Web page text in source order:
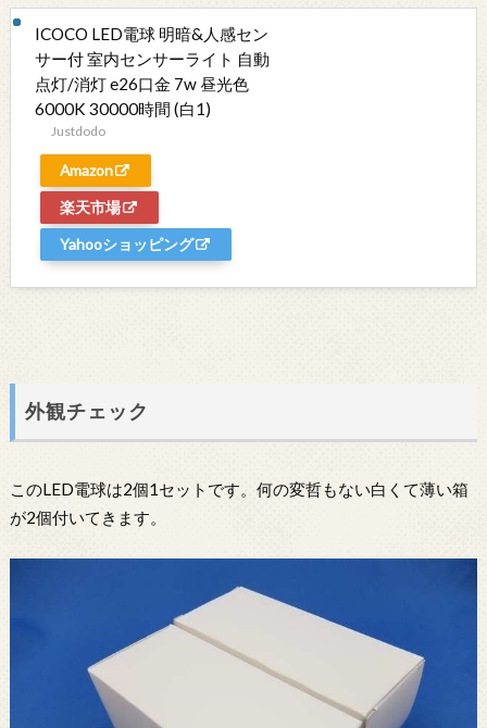
ICOCO LED電球 明暗&人感セン
サー付 室内センサーライト 自動
点灯/消灯 e26口金 7w 昼光色
6000K 30000時間 (白1)
Justdodo
Amazon
楽天市場
Yahooショッピング
外観チェック
このLED電球は2個1セットです。何の変哲もない白くて薄い箱
が2個付いてきます。